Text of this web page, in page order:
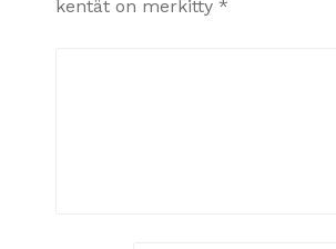
kentät on merkitty *